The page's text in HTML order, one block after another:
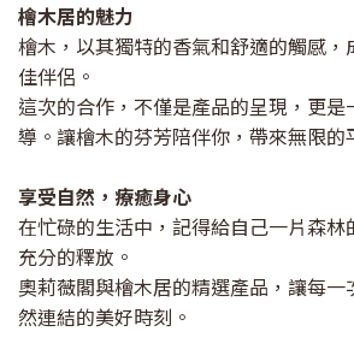
檜木居的魅力
檜木，以其獨特的香氣和舒適的觸感
佳伴侶。
這次的合作，不僅是產品的呈現，更是
導。讓檜木的芬芳陪伴你，帶來無限的
享受自然，療癒身心
在忙碌的生活中，記得給自己一片森林
充分的釋放。
奧莉薇閣與檜木居的精選產品，讓每一
然連結的美好時刻。